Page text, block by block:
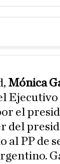
Mónica
Ejecutivo
el
del
al PP de